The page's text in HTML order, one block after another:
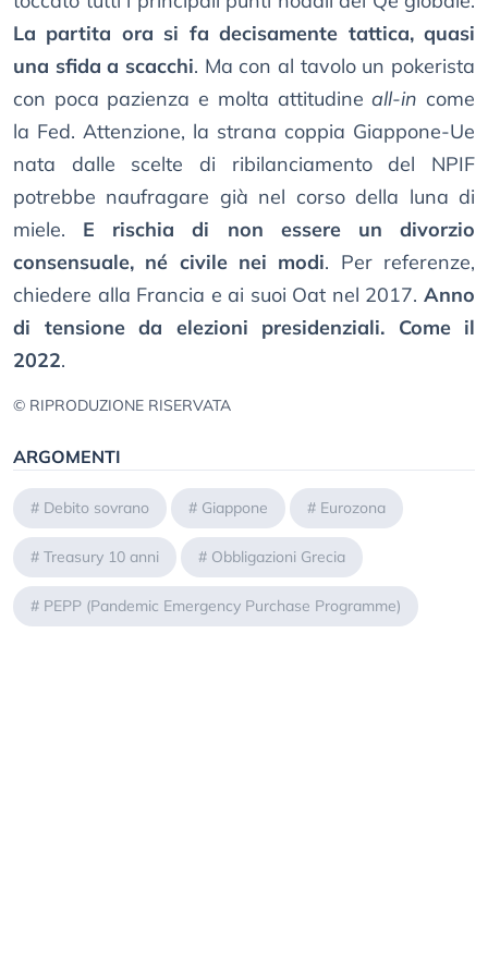
La partita ora si fa decisamente tattica, quasi
una sfida a scacchi. Ma con al tavolo un pokerista
con poca pazienza e molta attitudineall-in come
la Fed. Attenzione, la strana coppia Giappone-Ue
nata dalle scelte di ribilanciamento del NPIF
potrebbe naufragare già nel corso della luna di
miele. E rischia di non essere un divorzio
consensuale, né civile nei modi. Per referenze,
chiedere alla Francia e ai suoi Oat nel 2017. Anno
di tensione da elezioni presidenziali. Come il
2022.
© RIPRODUZIONE RISERVATA
ARGOMENTI
# Debito sovrano # Giappone # Eurozona
# Treasury 10 anni # Obbligazioni Grecia
# PEPP (Pandemic Emergency Purchase Programme)